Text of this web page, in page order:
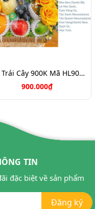
Giỏ Trái Cây 900K Mã HL9031
900.000₫
TIN
đặc biệt về sản phẩm
Đăng ký